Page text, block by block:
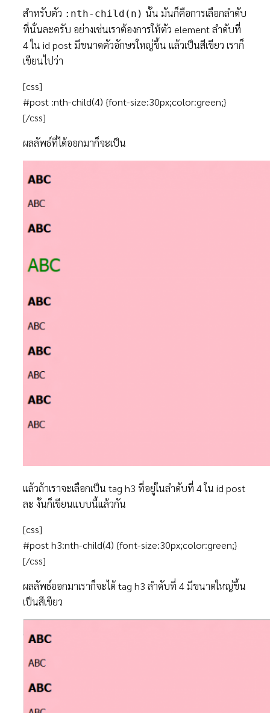
สำหรับตัว :nth-child(n) นั้น มันก็คือการเลือกลำดับ
ที่นั่นละครับ อย่างเช่นเราต้องการให้ตัว element ลำดับที่
4 ใน id post มีขนาดตัวอักษรใหญ่ขึ้น แล้วเป็นสีเขียว เราก็
เขียนไปว่า
[css]
#post :nth-child(4) {font-size:30px;color:green;}
[/css]
ผลลัพธ์ที่ได้ออกมาก็จะเป็น
แล้วถ้าเราจะเลือกเป็น tag h3 ที่อยู่ในลำดับที่ 4 ใน id post
ละ งั้นก็เขียนแบบนี้แล้วกัน
[css]
#post h3:nth-child(4) {font-size:30px;color:green;}
[/css]
ผลลัพธ์ออกมาเราก็จะได้ tag h3 ลำดับที่ 4 มีขนาดใหญ่ขึ้น
เป็นสีเขียว